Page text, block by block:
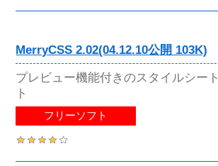
MerryCSS 2.02(04.12.10公開 103K)
プレビュー機能付きのスタイルシー
ト
フリーソフト